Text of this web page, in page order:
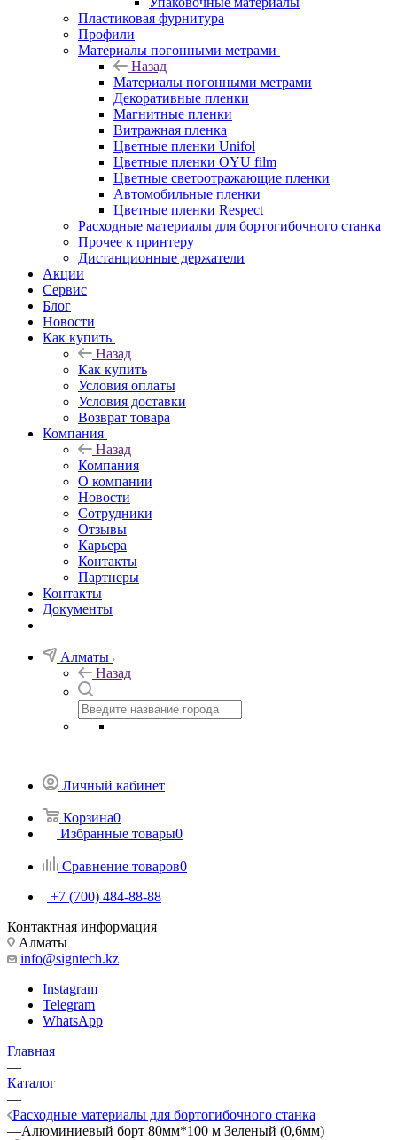
Пластиковая фурнитура
Профили
Материалы погонными метрами
Назад
Материалы погонными метрами
Декоративные пленки
Магнитные пленки
Витражная пленка
Цветные пленки Unifol
Цветные пленки OYU film
Цветные светоотражающие пленки
Автомобильные пленки
Цветные пленки Respect
Расходные материалы для бортогибочного станка
Прочее к принтеру
Дистанционные держатели
Акции
Сервис
Блог
Новости
Как купить
Назад
Как купить
Условия оплаты
Условия доставки
Возврат товара
Компания
Назад
Компания
О компании
Новости
Сотрудники
Отзывы
Карьера
Контакты
Партнеры
Контакты
Документы
Алматы
Назад
Личный кабинет
Корзина0
Избранные товары0
Сравнение товаров0
+7 (700) 484-88-88
Контактная информация
Алматы
info@signtech.kz
Instagram
Telegram
WhatsApp
Главная
—
Каталог
—
Расходные материалы для бортогибочного станка
—Алюминиевый борт 80мм*100 м Зеленый (0,6мм)